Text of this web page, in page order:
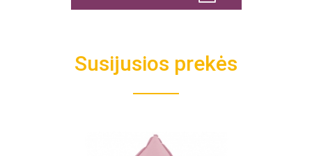
Susijusios prekės